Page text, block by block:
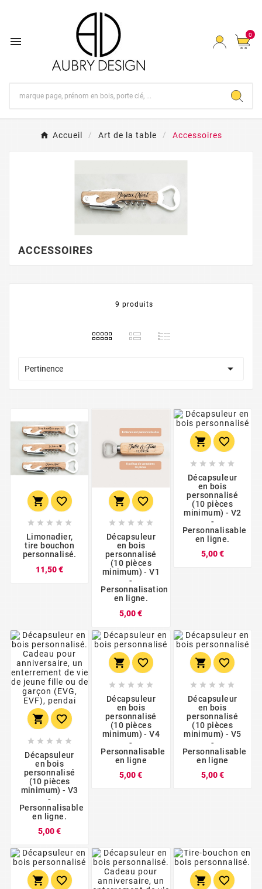
 0
Accueil Art de la table Accessoires
ACCESSOIRES
9 produits
Pertinence 
 
    
Limonadier,
tire bouchon
personnalisé.
11,50 €Prix
 
    
Décapsuleur
en bois
personnalisé
(10 pièces
minimum) - V1
-
Personnalisation
en ligne.
5,00 €Prix
 
    
Décapsuleur
en bois
personnalisé
(10 pièces
minimum) - V2
-
Personnalisable
en ligne.
5,00 €Prix
 
    
Décapsuleur
en bois
personnalisé
(10 pièces
minimum) - V3
-
Personnalisable
en ligne.
5,00 €Prix
 
    
Décapsuleur
en bois
personnalisé
(10 pièces
minimum) - V4
-
Personnalisable
en ligne
5,00 €Prix
 
    
Décapsuleur
en bois
personnalisé
(10 pièces
minimum) - V5
-
Personnalisable
en ligne
5,00 €Prix
   